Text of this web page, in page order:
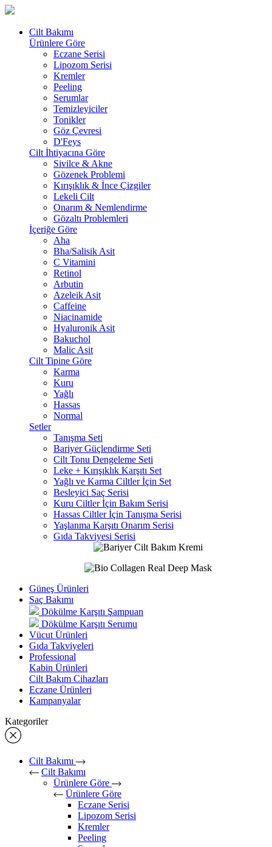
Cilt Bakımı
Ürünlere Göre
Eczane Serisi
Lipozom Serisi
Kremler
Peeling
Serumlar
Temizleyiciler
Tonikler
Göz Çevresi
D'Feys
Cilt İhtiyacına Göre
Sivilce & Akne
Gözenek Problemi
Kırışıklık & İnce Çizgiler
Lekeli Cilt
Onarım & Nemlendirme
Gözaltı Problemleri
İçeriğe Göre
Aha
Bha/Salisik Asit
C Vitamini
Retinol
Arbutin
Azeleik Asit
Caffeine
Niacinamide
Hyaluronik Asit
Bakuchol
Malic Asit
Cilt Tipine Göre
Karma
Kuru
Yağlı
Hassas
Normal
Setler
Tanışma Seti
Bariyer Güçlendirme Seti
Cilt Tonu Dengeleme Seti
Leke + Kırışıklık Karşıtı Set
Yağlı ve Karma Ciltler İçin Set
Besleyici Saç Serisi
Kuru Ciltler İçin Bakım Serisi
Hassas Ciltler İçin Tanışma Serisi
Yaşlanma Karşıtı Onarım Serisi
Gıda Takviyesi Serisi
Güneş Ürünleri
Saç Bakımı
Dökülme Karşıtı Şampuan
Dökülme Karşıtı Serumu
Vücut Ürünleri
Gıda Takviyeleri
Professional
Kabin Ürünleri
Cilt Bakım Cihazları
Eczane Ürünleri
Kampanyalar
Kategoriler
Cilt Bakımı
Cilt Bakımı
Ürünlere Göre
Ürünlere Göre
Eczane Serisi
Lipozom Serisi
Kremler
Peeling